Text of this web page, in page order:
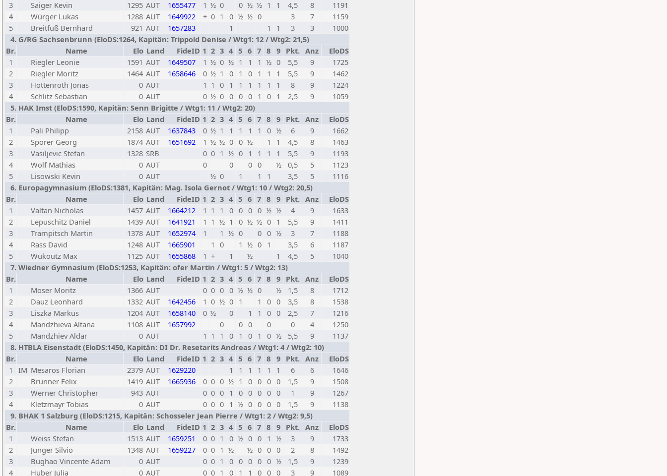
3
Saiger Kevin 1295 AUT 1655477 1 ½ 0 0 ½ ½ 1 1 4,5 8
1191
4
Würger Lukas 1288 AUT 1649922 + 0 1 0 ½ ½ 0 3 7
1159
5
Breitfuß Bernhard 921 AUT 1657283 1 1 1 3 3
1000
4. G/RG Sachsenbrunn (EloDS:1264, Kapitän: Trippold Denise / Wtg1: 12 / Wtg2: 21,5)
Br.
Name Elo Land FideID 1 2 3 4 5 6 7 8 9 Pkt. Anz
EloDS
1
Riegler Leonie 1591 AUT 1649507 1 ½ 0 ½ 1 1 1 ½ 0 5,5 9
1725
2
Riegler Moritz 1464 AUT 1658646 0 ½ 1 0 1 0 1 1 1 5,5 9
1462
3
Hottenroth Jonas 0 AUT 1 1 0 1 1 1 1 1 1 8 9
1224
4
Schlitz Sebastian 0 AUT 0 ½ 0 0 0 0 1 0 1 2,5 9
1059
5. HAK Imst (EloDS:1590, Kapitän: Senn Brigitte / Wtg1: 11 / Wtg2: 20)
Br.
Name Elo Land FideID 1 2 3 4 5 6 7 8 9 Pkt. Anz
EloDS
1
Pali Philipp 2158 AUT 1637843 0 ½ 1 1 1 1 1 0 ½ 6 9
1662
2
Sporer Georg 1874 AUT 1651692 1 ½ ½ 0 0 ½ 1 1 4,5 8
1463
3
Vasiljevic Stefan 1328 SRB 0 0 1 ½ 0 1 1 1 1 5,5 9
1193
4
Wolf Mathias 0 AUT 0 0 0 0 ½ 0,5 5
1123
5
Lisowski Kevin 0 AUT ½ 0 1 1 1 3,5 5
1116
6. Europagymnasium (EloDS:1381, Kapitän: Mag. Isola Gernot / Wtg1: 10 / Wtg2: 20,5)
Br.
Name Elo Land FideID 1 2 3 4 5 6 7 8 9 Pkt. Anz
EloDS
1
Valtan Nicholas 1457 AUT 1664212 1 1 1 0 0 0 0 ½ ½ 4 9
1633
2
Lepuschitz Daniel 1439 AUT 1641921 1 1 ½ 1 0 ½ ½ 0 1 5,5 9
1411
3
Trampitsch Martin 1378 AUT 1652974 1 1 ½ 0 0 0 ½ 3 7
1188
4
Rass David 1248 AUT 1665901 1 0 1 ½ 0 1 3,5 6
1187
5
Wukoutz Max 1125 AUT 1655868 1 + 1 ½ 1 4,5 5
1040
7. Wiedner Gymnasium (EloDS:1253, Kapitän: ofer Martin / Wtg1: 5 / Wtg2: 13)
Br.
Name Elo Land FideID 1 2 3 4 5 6 7 8 9 Pkt. Anz
EloDS
1
Moser Moritz 1366 AUT 0 0 0 0 ½ ½ 0 ½ 1,5 8
1712
2
Dauz Leonhard 1332 AUT 1642456 1 0 ½ 0 1 1 0 0 3,5 8
1538
3
Liszka Markus 1204 AUT 1658140 0 ½ 0 1 1 0 0 2,5 7
1216
4
Mandzhieva Altana 1108 AUT 1657992 0 0 0 0 0 4
1250
5
Mandzhiev Aldar 0 AUT 1 1 1 0 1 0 1 0 ½ 5,5 9
1137
8. HTBLA Eisenstadt (EloDS:1450, Kapitän: DI Dr. Resetarits Andreas / Wtg1: 4 / Wtg2: 10)
Br.
Name Elo Land FideID 1 2 3 4 5 6 7 8 9 Pkt. Anz
EloDS
1
IM Mesaros Florian 2379 AUT 1629220 1 1 1 1 1 1 6 6
1646
2
Brunner Felix 1419 AUT 1665936 0 0 0 ½ 1 0 0 0 0 1,5 9
1508
3
Werner Christopher 943 AUT 0 0 0 1 0 0 0 0 0 1 9
1267
4
Kletzmayr Tobias 0 AUT 0 0 0 1 ½ 0 0 0 0 1,5 9
1138
9. BHAK 1 Salzburg (EloDS:1215, Kapitän: Schosseler Jean Pierre / Wtg1: 2 / Wtg2: 9,5)
Br.
Name Elo Land FideID 1 2 3 4 5 6 7 8 9 Pkt. Anz
EloDS
1
Weiss Stefan 1513 AUT 1659251 0 0 1 0 ½ 0 0 1 ½ 3 9
1733
2
Junger Silvio 1348 AUT 1659227 0 0 1 ½ ½ 0 0 0 2 8
1492
3
Bughao Vincente Adam 0 AUT 0 0 1 0 0 0 0 0 ½ 1,5 9
1239
4
Huber Julia 0 AUT 0 0 1 0 1 1 0 0 0 3 9 1089